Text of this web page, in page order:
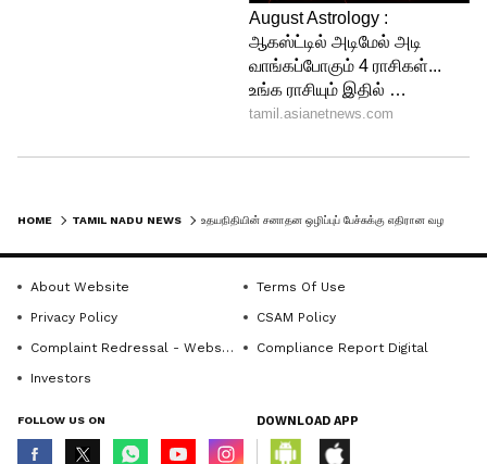
HOME TAMIL NADU NEWS
About Website
Terms Of Use
Privacy Policy
CSAM Policy
Complaint Redressal - Website
Compliance Report Digital
Investors
FOLLOW US ON DOWNLOAD APP